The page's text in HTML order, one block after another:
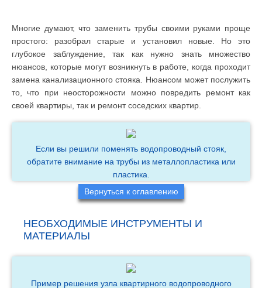
Многие думают, что заменить трубы своими руками проще
простого: разобрал старые и установил новые. Но это
глубокое заблуждение, так как нужно знать множество
нюансов, которые могут возникнуть в работе, когда проходит
замена канализационного стояка. Нюансом может послужить
то, что при неосторожности можно повредить ремонт как
своей квартиры, так и ремонт соседских квартир.
Если вы решили поменять водопроводный стояк,
обратите внимание на трубы из металлопластика или
пластика.
Вернуться к оглавлению
НЕОБХОДИМЫЕ ИНСТРУМЕНТЫ И
МАТЕРИАЛЫ
Пример решения узла квартирного водопроводного